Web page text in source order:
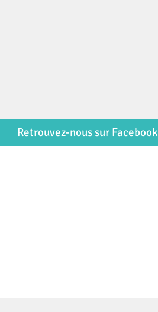
Retrouvez-nous sur Facebook